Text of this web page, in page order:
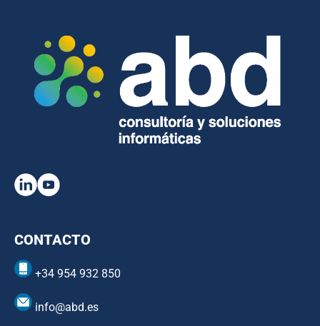
CONTACTO
+34 954 932 850
info@abd.es